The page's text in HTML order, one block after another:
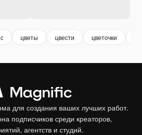
цветы цвести цветочки
для создания ваших лучших работ.
подписчиков среди креаторов,
агентств и студий.